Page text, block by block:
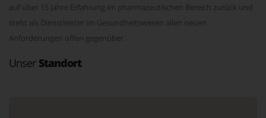
auf über 15 Jahre Erfahrung im pharmazeutischen Bereich zurück und
steht als Dienstleister im Gesundheitswesen allen neuen
Anforderungen offen gegenüber.
Unser Standort